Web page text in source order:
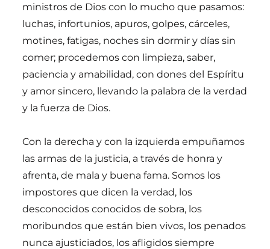
ministros de Dios con lo mucho que pasamos:
luchas, infortunios, apuros, golpes, cárceles,
motines, fatigas, noches sin dormir y días sin
comer; procedemos con limpieza, saber,
paciencia y amabilidad, con dones del Espíritu
y amor sincero, llevando la palabra de la verdad
y la fuerza de Dios.
Con la derecha y con la izquierda empuñamos
las armas de la justicia, a través de honra y
afrenta, de mala y buena fama. Somos los
impostores que dicen la verdad, los
desconocidos conocidos de sobra, los
moribundos que están bien vivos, los penados
nunca ajusticiados, los afligidos siempre